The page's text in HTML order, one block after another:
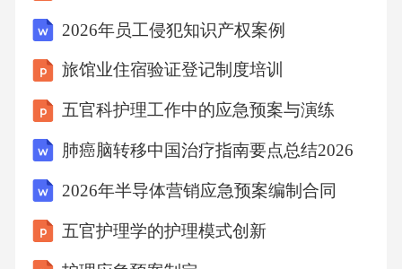
四级责任体系，将安全生产贯穿生产全过程，
落实“管生产必须管安全、管业务必须管安全”要
求。从业人员岗位安全责任
个人防护装备规范使用正确佩戴和使用符合标
准的个人防护装备，如耐高温防护服、防护眼
镜、防尘口罩、防护手套和安全鞋，确保身体
2026年员工侵犯知识产权案例
旅馆业住宿验证登记制度培训
五官科护理工作中的应急预案与演练
肺癌脑转移中国治疗指南要点总结2026
2026年半导体营销应急预案编制合同
五官护理学的护理模式创新